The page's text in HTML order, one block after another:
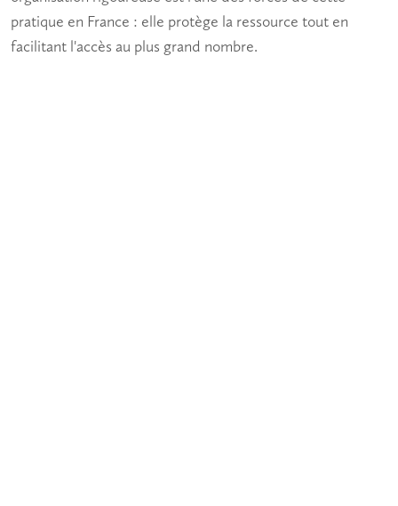
pratique en France : elle protège la ressource tout en
facilitant l'accès au plus grand nombre.